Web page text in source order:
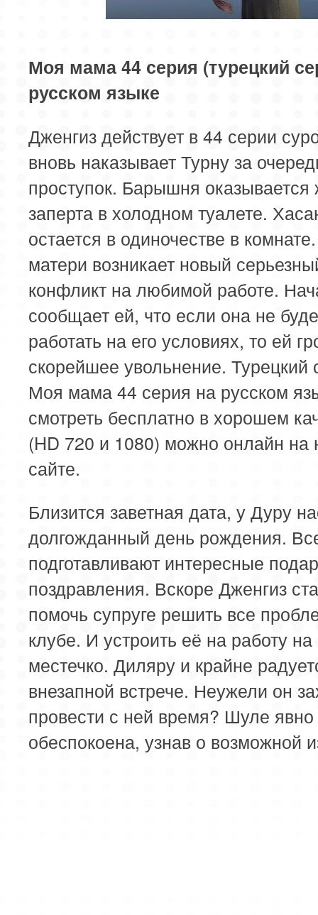
Моя мама 44 серия (турецкий
русском языке
Дженгиз действует в 44 серии
вновь наказывает Турну за
проступок. Барышня оказывается
заперта в холодном туалете.
остается в одиночестве в
матери возникает новый
конфликт на любимой работе.
сообщает ей, что если она не
работать на его условиях, то ей
скорейшее увольнение. Турецкий
Моя мама 44 серия на русском
смотреть бесплатно в хорошем
(HD 720 и 1080) можно онлайн
сайте.
Близится заветная дата, у Дуру
долгожданный день рождения.
подготавливают интересные
поздравления. Вскоре Дженгиз
помочь супруге решить все
клубе. И устроить её на работу
местечко. Диляру и крайне
внезапной встрече. Неужели он
провести с ней время? Шуле явно
обеспокоена, узнав о возможной